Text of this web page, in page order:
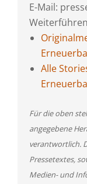
E-Mail:
Alle
Für die oben
angegebene
verantwortlich.
Pressetextes,
Medien- und